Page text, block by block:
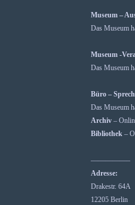
Museum –
Das Museum
Museum -
Das Museum
Büro –
Das Museum
Archiv –
Bibliothek –
—————–
Adresse:
Drakestr. 64A
12205 Berlin